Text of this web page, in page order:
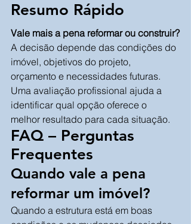
Resumo Rápido
Vale mais a pena reformar ou construir?
A decisão depende das condições do
imóvel, objetivos do projeto,
orçamento e necessidades futuras.
Uma avaliação profissional ajuda a
identificar qual opção oferece o
melhor resultado para cada situação.
FAQ – Perguntas
Frequentes
Quando vale a pena
reformar um imóvel?
Quando a estrutura está em boas